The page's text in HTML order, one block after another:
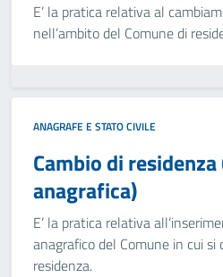
E’ la pratica relativa al
nell’ambito del Comune di
ANAGRAFE E STATO CIVILE
Cambio di
anagrafica)
E’ la pratica relativa
anagrafico del Comune in cui si
residenza.